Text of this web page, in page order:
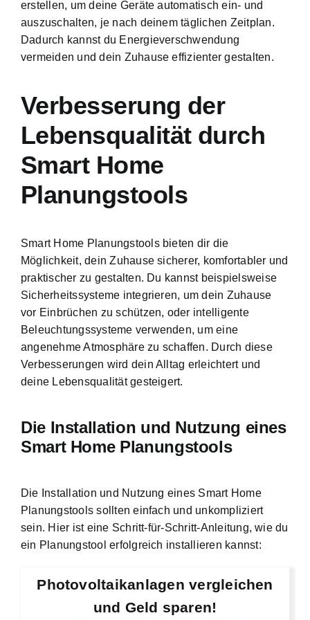
erstellen, um deine Geräte automatisch ein- und
auszuschalten, je nach deinem täglichen Zeitplan.
Dadurch kannst du Energieverschwendung
vermeiden und dein Zuhause effizienter gestalten.
Verbesserung der
Lebensqualität durch
Smart Home
Planungstools
Smart Home Planungstools bieten dir die
Möglichkeit, dein Zuhause sicherer, komfortabler und
praktischer zu gestalten. Du kannst beispielsweise
Sicherheitssysteme integrieren, um dein Zuhause
vor Einbrüchen zu schützen, oder intelligente
Beleuchtungssysteme verwenden, um eine
angenehme Atmosphäre zu schaffen. Durch diese
Verbesserungen wird dein Alltag erleichtert und
deine Lebensqualität gesteigert.
Die Installation und Nutzung eines
Smart Home Planungstools
Die Installation und Nutzung eines Smart Home
Planungstools sollten einfach und unkompliziert
sein. Hier ist eine Schritt-für-Schritt-Anleitung, wie du
ein Planungstool erfolgreich installieren kannst:
Photovoltaikanlagen vergleichen
und Geld sparen!